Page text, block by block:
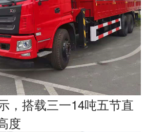
，搭载三一14吨五节直
度